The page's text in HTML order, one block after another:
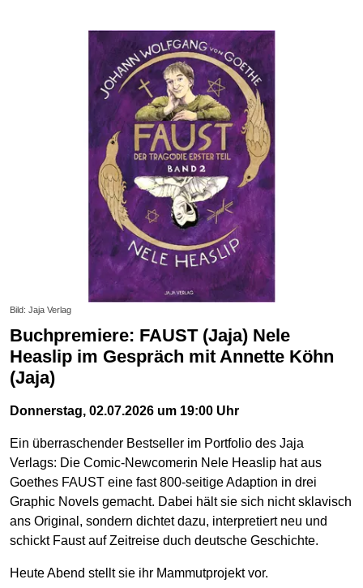
Bild: Jaja Verlag
Buchpremiere: FAUST (Jaja) Nele
Heaslip im Gespräch mit Annette Köhn
(Jaja)
Donnerstag, 02.07.2026 um 19:00 Uhr
Ein überraschender Bestseller im Portfolio des Jaja
Verlags: Die Comic-Newcomerin Nele Heaslip hat aus
Goethes FAUST eine fast 800-seitige Adaption in drei
Graphic Novels gemacht. Dabei hält sie sich nicht sklavisch
ans Original, sondern dichtet dazu, interpretiert neu und
schickt Faust auf Zeitreise duch deutsche Geschichte.
Heute Abend stellt sie ihr Mammutprojekt vor.